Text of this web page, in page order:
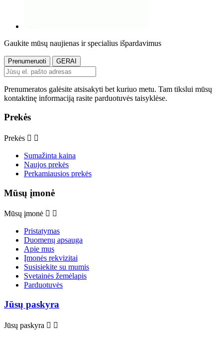
Gaukite mūsų naujienas ir specialius išpardavimus
Prenumeratos galėsite atsisakyti bet kuriuo metu. Tam tikslui mūsų
kontaktinę informaciją rasite parduotuvės taisyklėse.
Prekės
Prekės  
Sumažinta kaina
Naujos prekės
Perkamiausios prekės
Mūsų įmonė
Mūsų įmonė  
Pristatymas
Duomenų apsauga
Apie mus
Įmonės rekvizitai
Susisiekite su mumis
Svetainės žemėlapis
Parduotuvės
Jūsų paskyra
Jūsų paskyra  